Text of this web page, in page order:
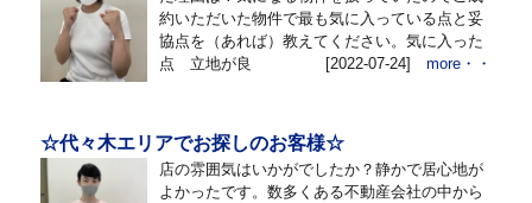
約いただいた物件で最も気に入っている点と妥
協点を（あれば）教えてください。気に入った
点 立地が良
[2022-07-24] more・・
☆代々木エリアでお探しのお客様☆
店の雰囲気はいかがでしたか？静かで居心地が
よかったです。数多くある不動産会社の中から